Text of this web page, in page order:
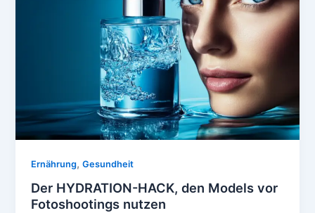
Ernährung,Gesundheit
Der HYDRATION-HACK, den Models vor
Fotoshootings nutzen